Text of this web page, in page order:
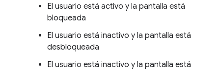
El usuario está activo y la pantalla está
bloqueada
El usuario está inactivo y la pantalla está
desbloqueada
El usuario está inactivo y la pantalla está